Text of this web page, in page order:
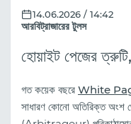
আরবিট্রাজারের টুলস
14.06.2026 / 14:42
হোয়াইট পেজের
গত কয়েক বছরে White
সাধারণ কোনো অতিরিক্ত অংশ